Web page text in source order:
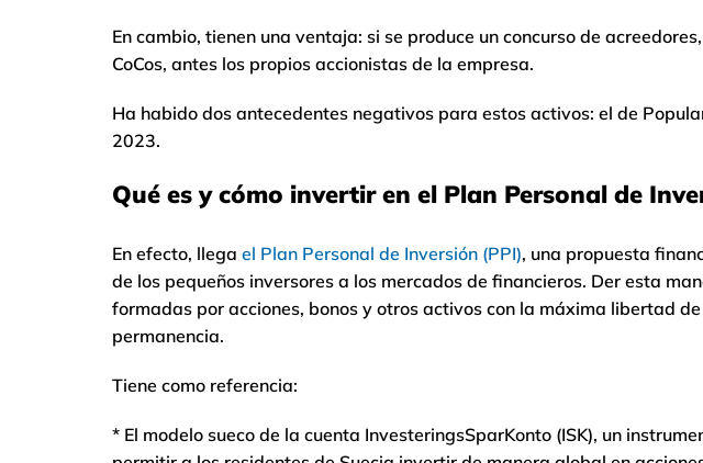
En cambio, tienen una ventaja: si se produce un concurso de
CoCos, antes los propios accionistas de la empresa.
Ha habido dos antecedentes negativos para estos activos: el de
2023.
Qué es y cómo invertir en el Plan Personal de
En efecto, llega el Plan Personal de Inversión (PPI), una propuesta
de los pequeños inversores a los mercados de financieros. Der esta
formadas por acciones, bonos y otros activos con la máxima libertad
permanencia.
Tiene como referencia:
* El modelo sueco de la cuenta InvesteringsSparKonto (ISK), un